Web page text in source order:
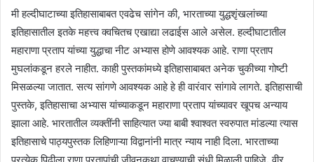
मी हल्दीघाटाच्या इतिहासाबाबत एवढेच सांगेन की, भारताच्या युद्धशृंखलांच्या
इतिहासातील इतके महत्त्व क्वचितच एखाद्या लढाईस आले असेल. हल्दीघाटातील
महाराणा प्रताप यांच्या युद्धाचा नीट अभ्यास होणे आवश्यक आहे. राणा प्रताप
मुघलांकडून हरले नाहीत. काही पुस्तकांमध्ये इतिहासाबाबत अनेक चुकीच्या गोष्टी
मिसळल्या जातात. सत्य सांगणे आवश्यक आहे हे ही वारंवार सांगावे लागते. इतिहासाची
पुस्तके, इतिहासाचा अभ्यास यांच्याकडून महाराणा प्रताप यांच्यावर खूपच अन्याय
झाला आहे. भारतातील व्यक्तींनी साहित्यात ज्या बाबी श्वाश्वत स्वरुपात मांडल्या त्यास
इतिहासाचे पाठ्यपुस्तक लिहिणाऱ्या विद्वानांनी मात्र न्याय नाही दिला. भारताच्या